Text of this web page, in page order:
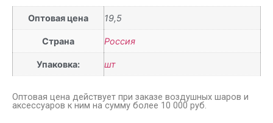
Оптовая цена 19,5
Страна Россия
Упаковка: шт
Оптовая цена действует при заказе воздушных шаров и
аксессуаров к ним на сумму более 10 000 руб.